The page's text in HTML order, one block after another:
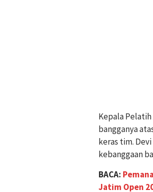
Kepala
bangganya
keras tim.
kebanggaan
BACA:
Jatim Open